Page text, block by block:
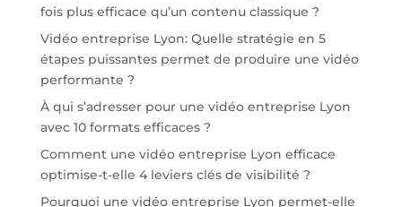
fois plus efficace qu’un contenu classique ?
Vidéo entreprise Lyon: Quelle stratégie en 5
étapes puissantes permet de produire une vidéo
performante ?
À qui s’adresser pour une vidéo entreprise Lyon
avec 10 formats efficaces ?
Comment une vidéo entreprise Lyon efficace
optimise-t-elle 4 leviers clés de visibilité ?
Pourquoi une vidéo entreprise Lyon permet-elle